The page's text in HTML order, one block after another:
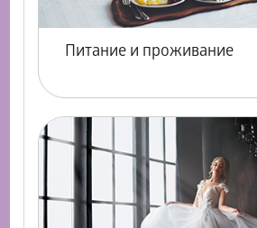
Питание и проживание